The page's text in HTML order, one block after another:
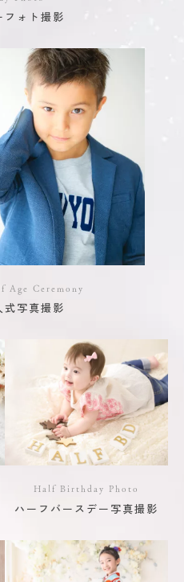
フォト撮影
Age Ceremony
式写真撮影
Half Birthday Photo
ハーフバースデー写真撮影